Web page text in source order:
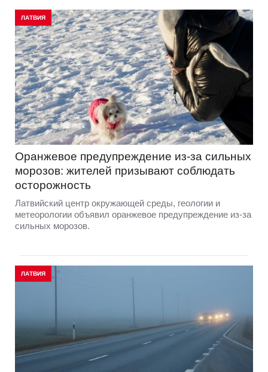
ЛАТВИЯ
Оранжевое предупреждение из-за сильных
морозов: жителей призывают соблюдать
осторожность
Латвийский центр окружающей среды, геологии и
метеорологии объявил оранжевое предупреждение из-за
сильных морозов.
ЛАТВИЯ